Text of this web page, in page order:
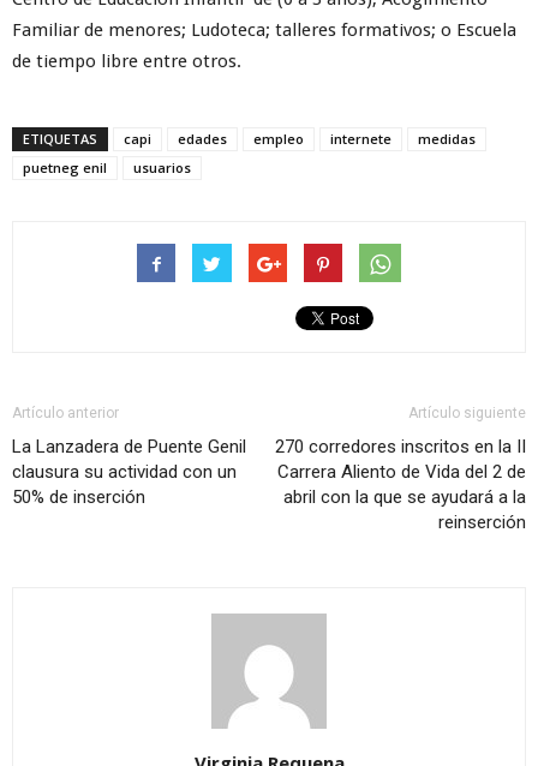
Familiar de menores; Ludoteca; talleres formativos; o Escuela
de tiempo libre entre otros.
ETIQUETAS capi edades empleo internete
medidas
puetneg enil
usuarios
Artículo anterior
La Lanzadera de Puente Genil
clausura su actividad con un
50% de inserción
Artículo siguiente
270 corredores inscritos en la II
Carrera Aliento de Vida del 2 de
abril con la que se ayudará a la
reinserción